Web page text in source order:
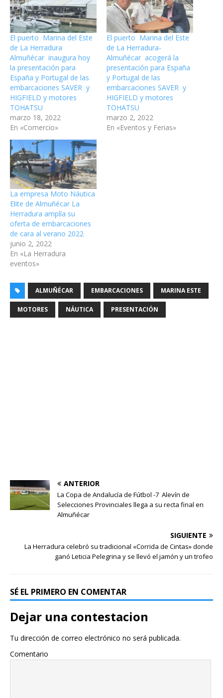
El puerto Marina del Este
de La Herradura
Almuñécar inaugura hoy
la presentación para
España y Portugal de las
embarcaciones SAVER y
HIGFIELD y motores
TOHATSU
marzo 18, 2022
En «Comercio»
El puerto Marina del Este
de La Herradura-
Almuñécar acogerá la
presentación para España
y Portugal de las
embarcaciones SAVER y
HIGFIELD y motores
TOHATSU
marzo 2, 2022
En «Eventos y Ferias»
La empresa Moto Náutica
Elite de Almuñécar La
Herradura amplía su
oferta de embarcaciones
de cara al verano 2022
junio 2, 2022
En «La Herradura
eventos»
ALMUÑÉCAR EMBARCACIONES MARINA ESTE
MOTORES NÁUTICA PRESENTACIÓN
ANTERIOR
La Copa de Andalucía de Fútbol -7 Alevín de
Selecciones Provinciales llega a su recta final en
Almuñécar
SIGUIENTE
La Herradura celebró su tradicional «Corrida de Cintas» donde
ganó Leticia Pelegrina y se llevó el jamón y un trofeo
SÉ EL PRIMERO EN COMENTAR
Dejar una contestacion
Tu dirección de correo electrónico no será publicada.
Comentario